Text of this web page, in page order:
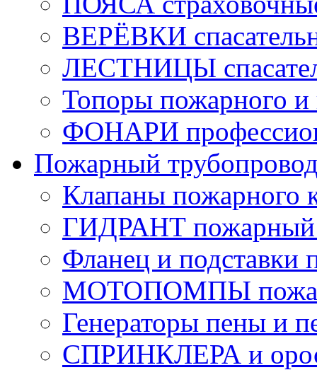
ВЕРЁВКИ
ЛЕСТНИЦЫ
Топоры пожарного и
ФОНАРИ
Пожарный
Клапаны пожарного
ГИДРАНТ пожарный
Фланец и подставки
МОТОПОМПЫ
Генераторы пены и
СПРИНКЛЕРА и